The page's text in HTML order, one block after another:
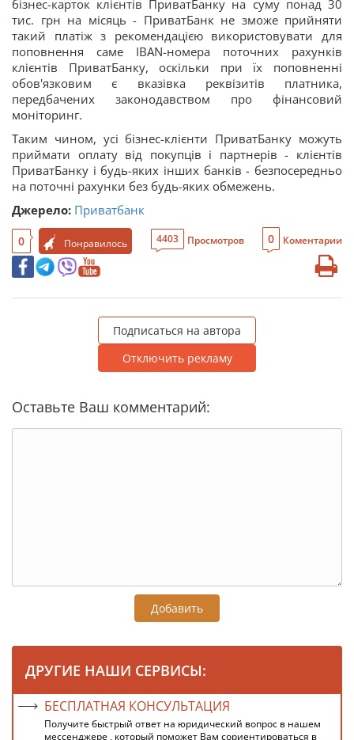
бізнес-карток клієнтів ПриватБанку на суму понад 30
тис. грн на місяць - ПриватБанк не зможе прийняти
такий платіж з рекомендацією використовувати для
поповнення саме IBAN-номера поточних рахунків
клієнтів ПриватБанку, оскільки при їх поповненні
обов'язковим є вказівка реквізитів платника,
передбачених законодавством про фінансовий
моніторинг.
Таким чином, усі бізнес-клієнти ПриватБанку можуть
приймати оплату від покупців і партнерів - клієнтів
ПриватБанку і будь-яких інших банків - безпосередньо
на поточні рахунки без будь-яких обмежень.
Джерело: Приватбанк
0 Понравилось 4403 Просмотров 0 Коментарии
Подписаться на автора
Отключить рекламу
Оставьте Ваш комментарий:
Добавить
ДРУГИЕ НАШИ СЕРВИСЫ:
БЕСПЛАТНАЯ КОНСУЛЬТАЦИЯ
Получите быстрый ответ на юридический вопрос в нашем
мессенджере , который поможет Вам сориентироваться в